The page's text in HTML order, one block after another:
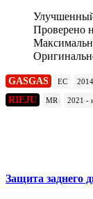
Проверено
GASGAS EC
RIEJU MR 2021 -
Защита заднего